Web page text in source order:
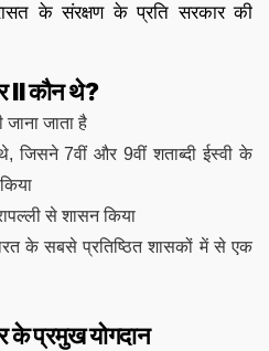
के संरक्षण के प्रति सरकार की
II कौन थे?
जाता है
जिसने 7वीं और 9वीं शताब्दी ईस्वी के
से शासन किया
के सबसे प्रतिष्ठित शासकों में से एक
के प्रमुख योगदान